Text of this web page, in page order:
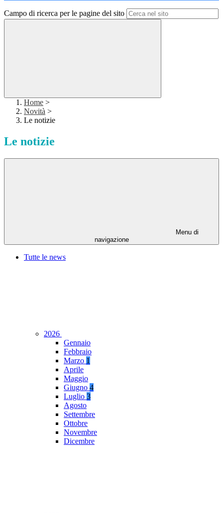
Campo di ricerca per le pagine del sito
Home >
Novità >
Le notizie
Le notizie
Menu di
navigazione
Tutte le news
2026
Gennaio
Febbraio
Marzo 1
Aprile
Maggio
Giugno 4
Luglio 3
Agosto
Settembre
Ottobre
Novembre
Dicembre